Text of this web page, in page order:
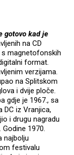
gotovo kad je
na CD
magnetofonskih
format.
verzijama.
na Splitskom
i dvije ploče.
gdje je 1967., sa
DC iz Vranjica,
i drugu nagradu
1970.
najbolju
festivalu